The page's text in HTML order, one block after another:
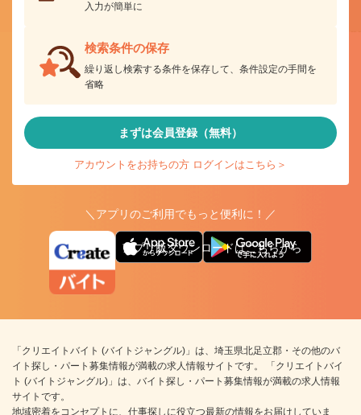
入力が簡単に
検索条件の保存
繰り返し検索する条件を保存して、条件設定の手間を
省略
まずは会員登録（無料）
アカウントをお持ちの方 ログインはこちら＞
＼アプリのご利用でもっと便利に！／
アプリ版ダウンロードはこちらから
「クリエイトバイト (バイトジャングル)」は、埼玉県北足立郡・その他のバ
イト探し・パート募集情報が満載の求人情報サイトです。 「クリエイトバイ
ト (バイトジャングル)」は、バイト探し・パート募集情報が満載の求人情報
サイトです。
地域密着をコンセプトに、仕事探しに役立つ最新の情報をお届けしていま